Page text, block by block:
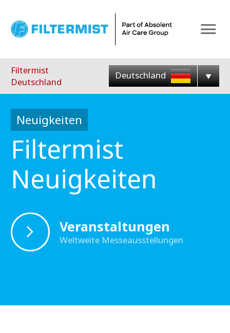
Filtermist
Deutschland
Deutschland
Neuigkeiten
Filtermist
Neuigkeiten
Veranstaltungen
Weltweite Messeausstellungen